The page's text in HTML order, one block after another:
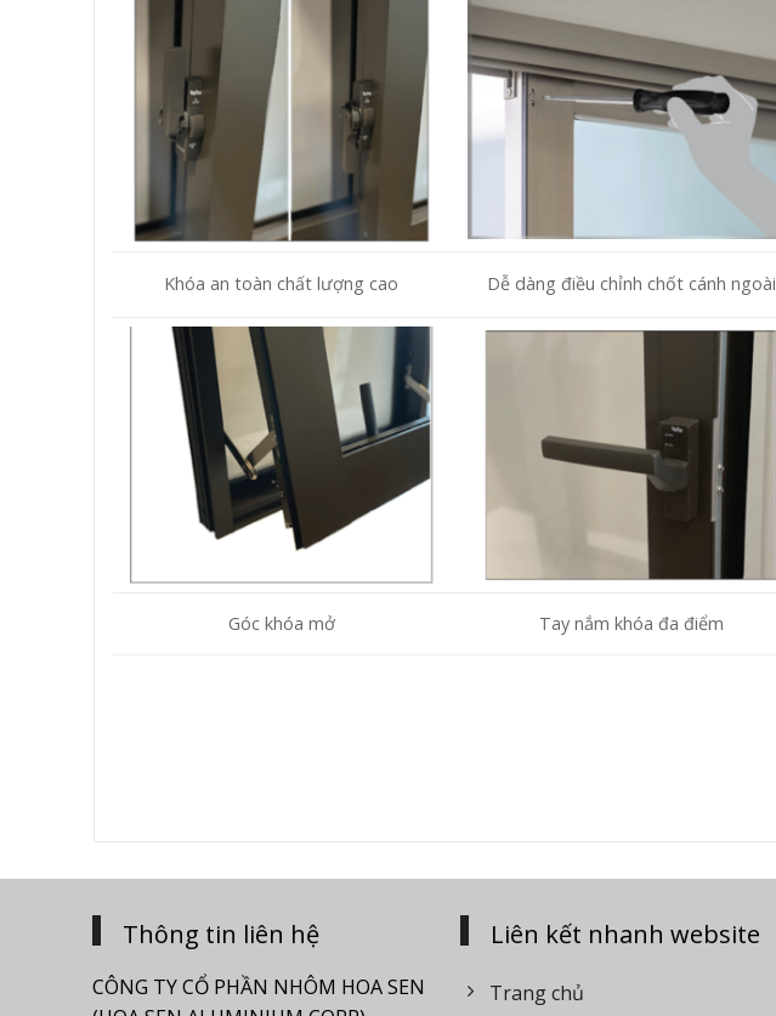
Khóa an toàn chất lượng cao Dễ dàng điều chỉnh chốt cánh ngoài
Góc khóa mở Tay nắm khóa đa điểm
Thông tin liên hệ
CÔNG TY CỔ PHẦN NHÔM HOA SEN
Liên kết nhanh website
Trang chủ